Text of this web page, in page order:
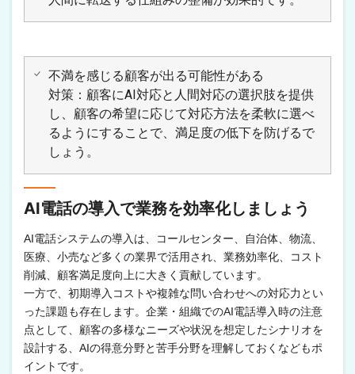
不満を感じる顧客が出る可能性がある
対策：顧客にAI対応と人間対応の選択肢を提供
し、顧客の希望に応じて対応方法を柔軟に選べ
るようにすることで、満足度の低下を防げるで
しょう。
AI電話の導入で業務を効率化しましょう
AI電話システムの導入は、コールセンター、自治体、物流、
医療、小売など多くの業界で活用され、業務効率化、コスト
削減、顧客満足度向上に大きく貢献しています。
一方で、初期導入コストや複雑な問い合わせへの対応力とい
った課題も存在します。企業・組織でのAI電話導入時の注意
点として、顧客の多様なニーズや状況を想定したシナリオを
設計する、AIの得意分野と苦手分野を理解しておくなどもポ
イントです。